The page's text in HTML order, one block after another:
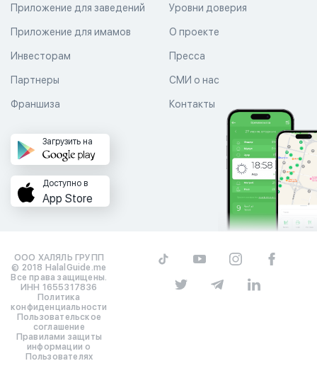
Уровни доверия
Приложение для заведений
Приложение для имамов О проекте
Пресса
СМИ о нас
Контакты
Инвесторам
Партнеры
Франшиза
Загрузить на
Доступно в
App Store
ООО ХАЛЯЛЬ ГРУПП
© 2018 HalalGuide.me
Все права защищены.
ИНН 1655317836
Политика
конфиденциальности
Пользовательское
соглашение
Правилами защиты
информации о
Пользователях